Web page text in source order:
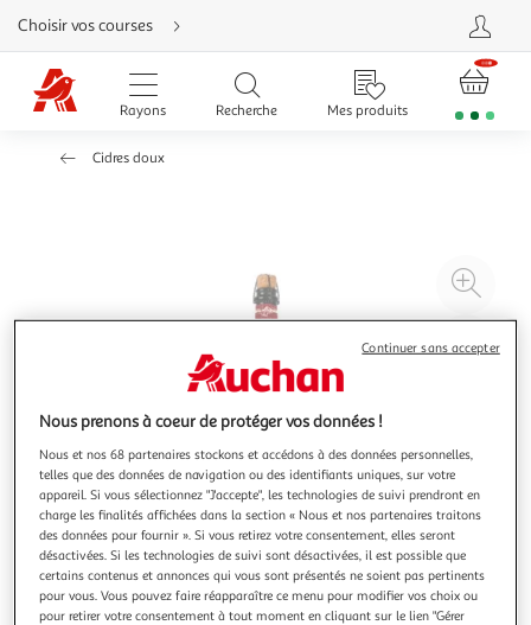
Aller
directement
au
contenu
Aller
directement
Aller
Choisir vos courses
Rayons Recherche Mes produits
Cidres doux
à
Nous prenons à coeur de protéger vos données !
Nous et nos 68 partenaires stockons et accédons à des données personnelles,
telles que des données de navigation ou des identifiants uniques, sur votre
appareil. Si vous sélectionnez "J'accepte", les technologies de suivi prendront en
charge les finalités affichées dans la section « Nous et nos partenaires traitons
des données pour fournir ». Si vous retirez votre consentement, elles seront
désactivées. Si les technologies de suivi sont désactivées, il est possible que
certains contenus et annonces qui vous sont présentés ne soient pas pertinents
pour vous. Vous pouvez faire réapparaître ce menu pour modifier vos choix ou
pour retirer votre consentement à tout moment en cliquant sur le lien "Gérer
Continuer sans accepter